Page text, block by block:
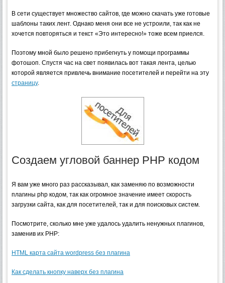
В сети существует множество сайтов, где можно скачать уже готовые
шаблоны таких лент. Однако меня они все не устроили, так как не
хочется повторяться и текст «Это интересно!» тоже всем приелся.
Поэтому мной было решено прибегнуть у помощи программы
фотошоп. Спустя час на свет появилась вот такая лента, целью
которой является привлечь внимание посетителей и перейти на эту
страницу.
Создаем угловой баннер PHP кодом
Я вам уже много раз рассказывал, как заменяю по возможности
плагины php кодом, так как огромное значение имеет скорость
загрузки сайта, как для посетителей, так и для поисковых систем.
Посмотрите, сколько мне уже удалось удалить ненужных плагинов,
заменив их PHP:
HTML карта сайта wordpress без плагина
Как сделать кнопку наверх без плагина